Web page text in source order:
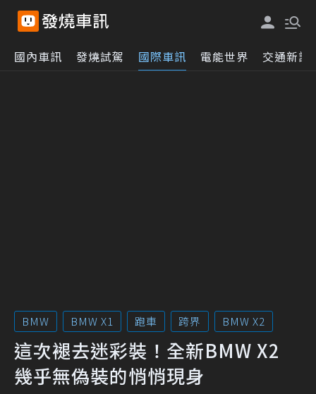
國內車訊 發燒試駕 國際車訊 電能世界 交通新訊
BMW BMW X1 跑車 跨界 BMW X2
這次褪去迷彩裝！全新BMW X2
幾乎無偽裝的悄悄現身